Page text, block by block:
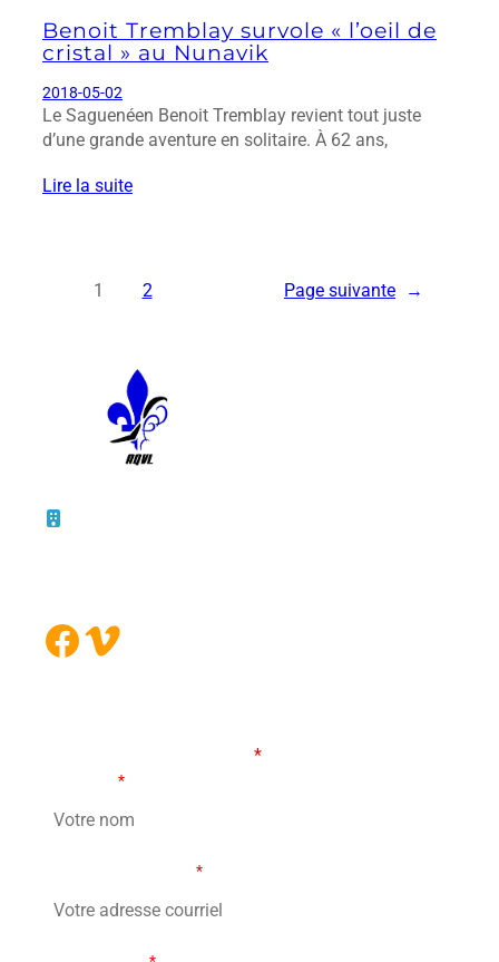
Benoit Tremblay survole « l’oeil de
cristal » au Nunavik
2018-05-02
Le Saguenéen Benoit Tremblay revient tout juste
d’une grande aventure en solitaire. À 62 ans,
Lire la suite
1 2 Page suivante →
Facebook Vimeo
*
*
*